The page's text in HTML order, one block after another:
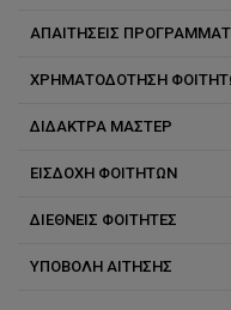
(XDMarComs)
Διάρκεια σπουδών
Ακαδημαϊκός και
Αλλαγή
ΑΠΑΙΤΗΣΕΙΣ
ΧΡΗΜΑΤΟΔΟΤΗΣΗ
Υποτροφίες
ΔΙΔΑΚΤΡΑ ΜΑΣΤΕΡ
Τρόποι πληρωμής
Συνέπειες μη
ΕΙΣΔΟΧΗ ΦΟΙΤΗΤΩΝ
Εγγραφή
Συχνές ερωτήσεις
ΔΙΕΘΝΕΙΣ ΦΟΙΤΗΤΕΣ
Πριν την άφιξη
ΥΠΟΒΟΛΗ ΑΙΤΗΣΗΣ